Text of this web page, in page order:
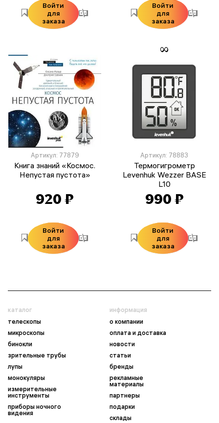
Войти
для
заказа
Войти
для
заказа
Артикул: 77879
Книга знаний «Космос.
Непустая пустота»
920 ₽
Войти
для
заказа
Артикул: 78883
Термогигрометр
Levenhuk Wezzer BASE
L10
990 ₽
Войти
для
заказа
каталог
телескопы
микроскопы
бинокли
зрительные трубы
лупы
монокуляры
измерительные
инструменты
приборы ночного
видения
информация
о компании
оплата и доставка
новости
статьи
бренды
рекламные
материалы
партнеры
подарки
склады